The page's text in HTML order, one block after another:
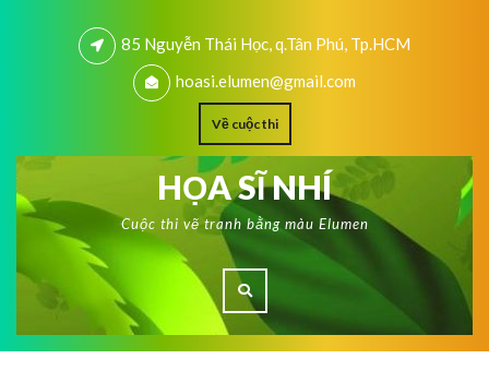
85 Nguyễn Thái Học, q.Tân Phú, Tp.HCM
hoasi.elumen@gmail.com
Về cuộc thi
HỌA SĨ NHÍ
Cuộc thi vẽ tranh bằng màu Elumen